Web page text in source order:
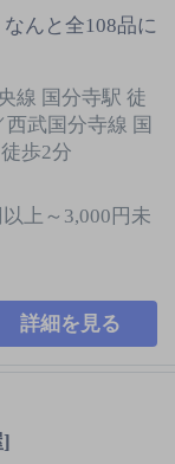
んと全108品に
線 国分寺駅 徒
西武国分寺線 国
歩2分
以上～3,000円未
詳細を見る
]